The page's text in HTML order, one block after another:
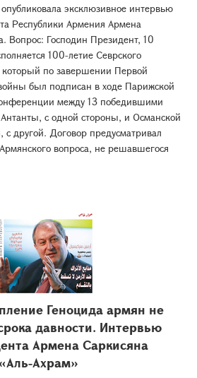
эксклюзивное интервью
Республики Армения Армена
Вопрос: Господин Президент, 10
100-летие Севрского
который по завершении Первой
был подписан в ходе Парижской
между 13 победившими
с одной стороны, и Османской
с другой. Договор предусматривал
вопроса, не решавшегося
Геноцида армян не
давности. Интервью
Армена Саркисяна
Ахрам»